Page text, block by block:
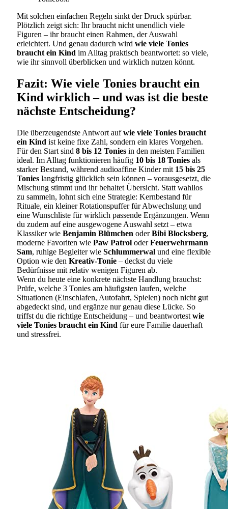
Mit solchen einfachen Regeln sinkt der Druck spürbar.
Plötzlich zeigt sich: Ihr braucht nicht unendlich viele
Figuren – ihr braucht einen Rahmen, der Auswahl
erleichtert. Und genau dadurch wird wie viele Tonies
braucht ein Kind im Alltag praktisch beantwortet: so viele,
wie ihr sinnvoll überblicken und wirklich nutzen könnt.
Fazit: Wie viele Tonies braucht ein
Kind wirklich – und was ist die beste
nächste Entscheidung?
Die überzeugendste Antwort aufwie viele Tonies braucht
ein Kind ist keine fixe Zahl, sondern ein klares Vorgehen.
Für den Start sind 8 bis 12 Tonies in den meisten Familien
ideal. Im Alltag funktionieren häufig 10 bis 18 Tonies als
starker Bestand, während audioaffine Kinder mit 15 bis 25
Tonies langfristig glücklich sein können – vorausgesetzt, die
Mischung stimmt und ihr behaltet Übersicht. Statt wahllos
zu sammeln, lohnt sich eine Strategie: Kernbestand für
Rituale, ein kleiner Rotationspuffer für Abwechslung und
eine Wunschliste für wirklich passende Ergänzungen. Wenn
du zudem auf eine ausgewogene Auswahl setzt – etwa
Klassiker wie Benjamin Blümchen oderBibi Blocksberg,
moderne Favoriten wie Paw Patrol oderFeuerwehrmann
Sam, ruhige Begleiter wie Schlummerwal und eine flexible
Option wie den Kreativ-Tonie – deckst du viele
Bedürfnisse mit relativ wenigen Figuren ab.
Wenn du heute eine konkrete nächste Handlung brauchst:
Prüfe, welche 3 Tonies am häufigsten laufen, welche
Situationen (Einschlafen, Autofahrt, Spielen) noch nicht gut
abgedeckt sind, und ergänze nur genau diese Lücke. So
triffst du die richtige Entscheidung – und beantwortest wie
viele Tonies braucht ein Kind für eure Familie dauerhaft
und stressfrei.